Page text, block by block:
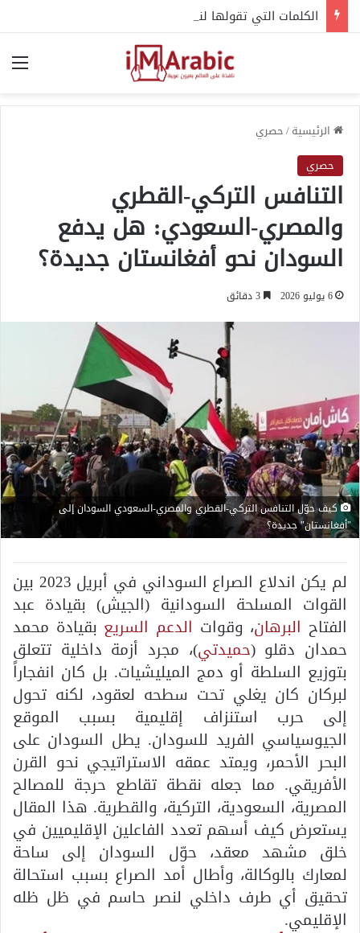
الرئيسية/حصري
حصري
التنافس التركي-القطري
والمصري-السعودي: هل يدفع
السودان نحو أفغانستان جديدة؟
6 يوليو 2026
كيف حوّل التنافس التركي-القطري والمصري-السعودي السودان إلى
"أفغانستان" جديدة؟
لم يكن اندلاع الصراع السوداني في أبريل 2023 بين
القوات المسلحة السودانية (الجيش) بقيادة عبد
الفتاح البرهان، وقوات الدعم السريع بقيادة محمد
حمدان دقلو (حميدتي)، مجرد أزمة داخلية تتعلق
بتوزيع السلطة أو دمج الميليشيات. بل كان انفجاراً
لبركان كان يغلي تحت سطحه لعقود، لكنه تحول
إلى حرب استنزاف إقليمية بسبب الموقع
الجيوسياسي الفريد للسودان. يطل السودان على
البحر الأحمر، ويمتد عمقه الاستراتيجي نحو القرن
الأفريقي. مما جعله نقطة تقاطع حرجة للمصالح
المصرية، السعودية، التركية، والقطرية. هذا المقال
يستعرض كيف أسهم تعدد الفاعلين الإقليميين في
خلق مشهد معقد، حوّل السودان إلى ساحة
لمعارك بالوكالة، وأطال أمد الصراع بسبب استحالة
تحقيق أي طرف داخلي لنصر حاسم في ظل ظله
الإقليمي.